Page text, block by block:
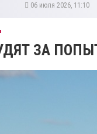
06 июля 2026, 11:10
ЗА